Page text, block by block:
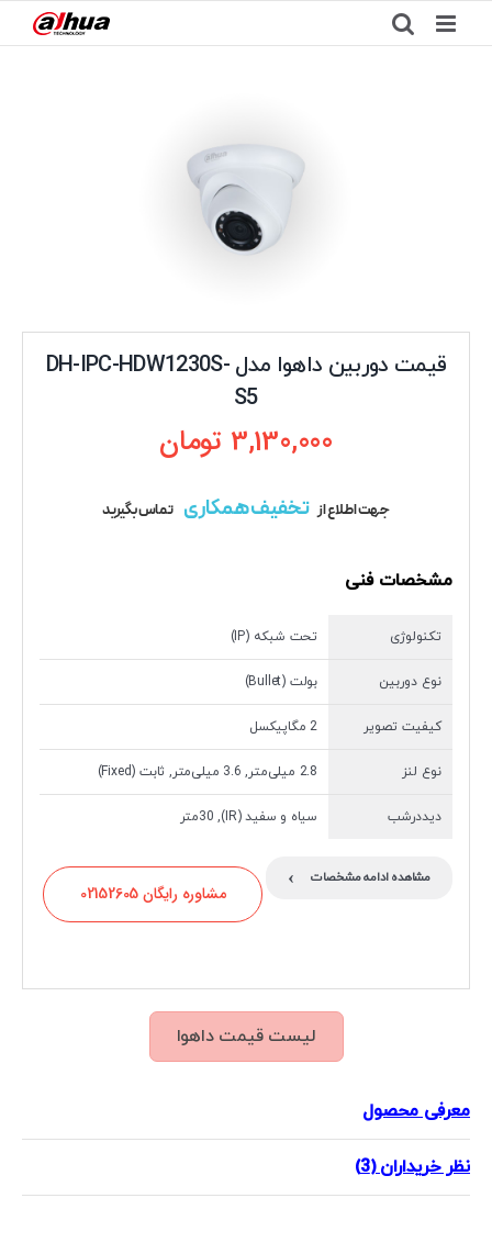
to
قیمت دوربین داهوا مدل DH-IPC-HDW1230S-
S5
3,130,000 تومان
جهت اطلاع از تخفیف همکاری تماس بگیرید
مشخصات فنی
تکنولوژی تحت شبکه (IP)
نوع دوربین بولت (Bullet)
کیفیت تصویر 2 مگاپیکسل
نوع لنز 2.8 میلی‌متر, 3.6 میلی‌متر, ثابت (Fixed)
دیددرشب سیاه و سفید (IR), 30متر
مشاهده ادامه مشخصات ›
مشاوره رایگان 02152605
لیست قیمت داهوا
معرفی محصول
نظر خریداران (3)